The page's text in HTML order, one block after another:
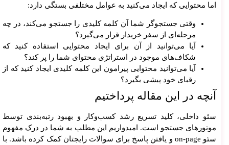
اما محتوایی که ایجاد می‌کنید به عوامل مختلفی بستگی دارد:
وقتی جستجوگر شما آن کلمه کلیدی را جستجو می‌کند، در چه
مرحله‌ای از سفر خریدار قرار می‌گیرد؟
آیا می‌توانید از آن برای ایجاد محتوایی استفاده کنید که
شکاف‌های موجود در استراتژی محتوای شما را پر کند؟
آیا می‌توانید محتوایی پیرامون این کلمه کلیدی ایجاد کنید که از
رقبای خود پیشی بگیرد؟
آنچه در این مقاله پرداختیم
سئو داخلی، کلید تسریع رشد کسب‌وکار و بهبود رتبه‌بندی توسط
موتورهای جستجو است. امیدواریم این مطلب به شما در درک مفهوم
سئو on-page و یافتن پاسخ برای سوالات رایجتان کمک کرده باشد. با